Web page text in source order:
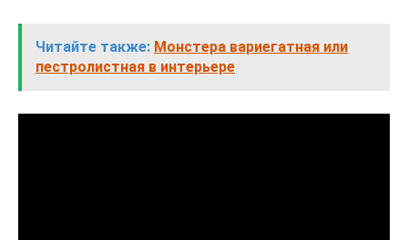
Читайте также: Монстера вариегатная или
пестролистная в интерьере